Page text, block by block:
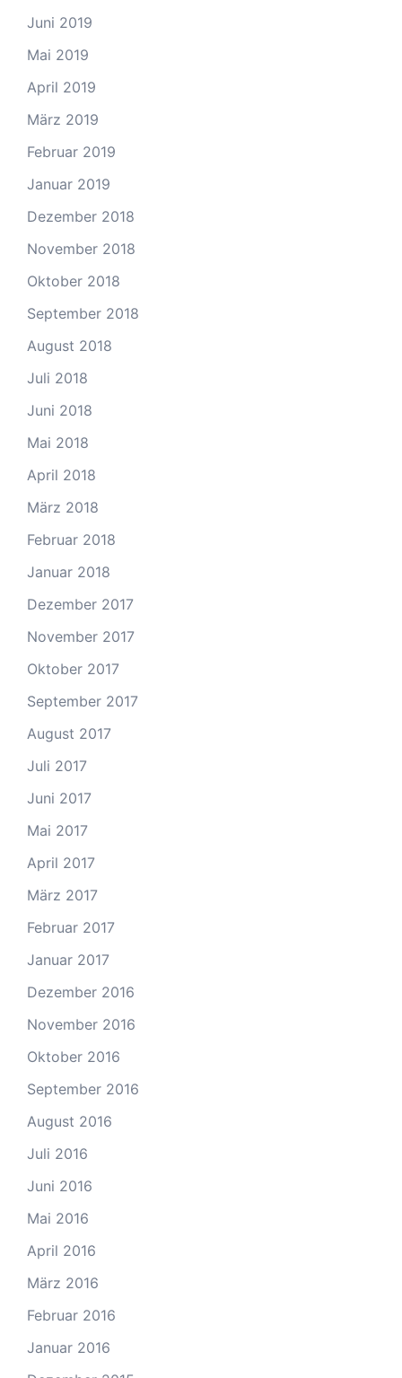
Juni 2019
Mai 2019
April 2019
März 2019
Februar 2019
Januar 2019
Dezember 2018
November 2018
Oktober 2018
September 2018
August 2018
Juli 2018
Juni 2018
Mai 2018
April 2018
März 2018
Februar 2018
Januar 2018
Dezember 2017
November 2017
Oktober 2017
September 2017
August 2017
Juli 2017
Juni 2017
Mai 2017
April 2017
März 2017
Februar 2017
Januar 2017
Dezember 2016
November 2016
Oktober 2016
September 2016
August 2016
Juli 2016
Juni 2016
Mai 2016
April 2016
März 2016
Februar 2016
Januar 2016